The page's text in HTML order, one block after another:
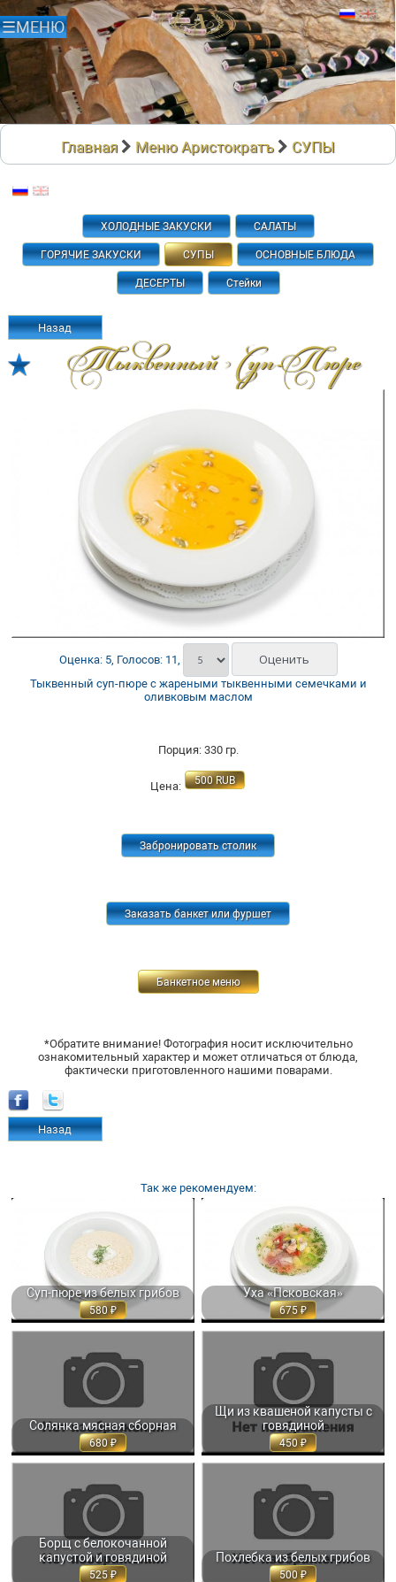
Главная Меню Аристократъ СУПЫ
ХОЛОДНЫЕ ЗАКУСКИ САЛАТЫ
ГОРЯЧИЕ ЗАКУСКИ СУПЫ ОСНОВНЫЕ БЛЮДА
ДЕСЕРТЫ Стейки
Назад
Тыквенный Суп-Пюре
Оценка: 5, Голосов: 11,
Тыквенный суп-пюре с жареными тыквенными семечками и
оливковым маслом
Порция: 330 гр.
Цена: 500 RUB
Забронировать столик
Заказать банкет или фуршет
Банкетное меню
*Обратите внимание! Фотография носит исключительно
ознакомительный характер и может отличаться от блюда,
фактически приготовленного нашими поварами.
Назад
Так же рекомендуем:
Суп-пюре из белых грибов
580
СУП-ПЮРЕ ИЗ БЕЛЫХ ГРИБОВ С
ВЗБИТЫМИ СЛИВКАМИ 350 ГР. 580
Уха «Псковская»
675
УХА «ПСКОВСКАЯ» 350 ГР. 675
Солянка мясная сборная
680
СОЛЯНКА МЯСНАЯ СБОРНАЯ
350/50 МЛ. 680
Щи из квашеной капусты с
говядиной
450
ЩИ ИЗ КВАШЕНОЙ КАПУСТЫ С
ГОВЯДИНОЙ 350 МЛ. 450
Борщ с белокочанной
капустой и говядиной
525
БОРЩ С БЕЛОКОЧАННОЙ
КАПУСТОЙ И ГОВЯДИНОЙ 350 МЛ.
525
Похлебка из белых грибов
500
ПОХЛЕБКА ИЗ БЕЛЫХ ГРИБОВ 350
МЛ. 500